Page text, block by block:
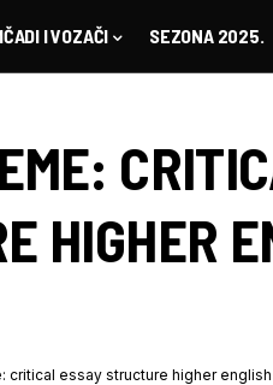
I VOZAČI SEZONA 2025.
HIGHER
critical essay structure higher english